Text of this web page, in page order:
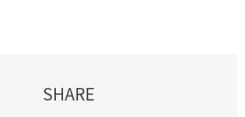
SHARE